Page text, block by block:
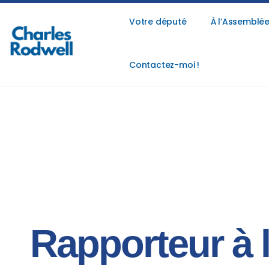
Votre député À
Contactez-moi !
Rapporteur à